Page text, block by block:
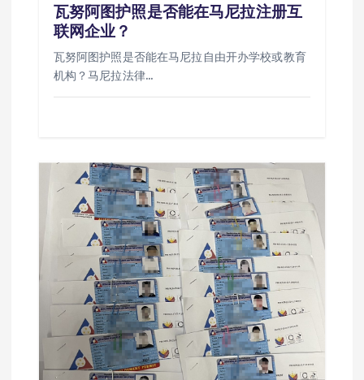
瓦努阿图护照是否能在马尼拉注册互
联网企业？
瓦努阿图护照是否能在马尼拉自由开办学校或教育
机构？马尼拉法律…